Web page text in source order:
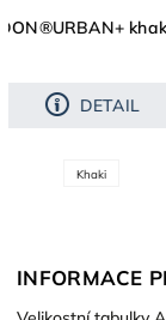
INFORMACE